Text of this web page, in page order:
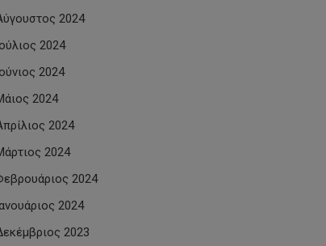
2024
2024
2024
2024
2024
2024
2024
2024
2023